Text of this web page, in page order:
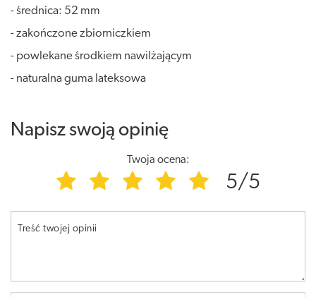
- średnica: 52 mm
- zakończone zbiorniczkiem
- powlekane środkiem nawilżającym
- naturalna guma lateksowa
Napisz swoją opinię
Twoja ocena:
5/5
Treść twojej opinii